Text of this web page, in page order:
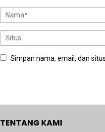
Simpan nama, email, dan
TENTANG KAMI